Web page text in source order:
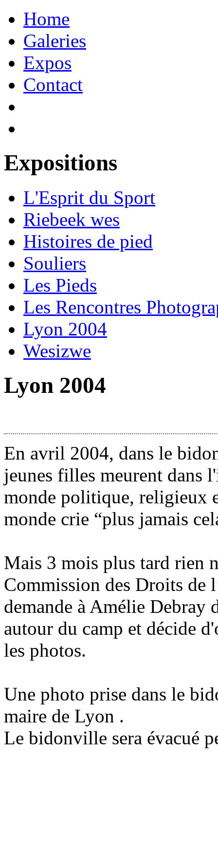
Home
Galeries
Expos
Contact
Expositions
L'Esprit du Sport
Riebeek wes
Histoires de pied
Souliers
Les Pieds
Les Rencontres
Lyon 2004
Wesizwe
Lyon 2004
En avril 2004, dans le
jeunes filles meurent dans
monde politique, religieux
monde crie “plus jamais
Mais 3 mois plus tard rien
Commission des Droits de
demande à Amélie
autour du camp et décide
les photos.
Une photo prise dans le
maire de Lyon .
Le bidonville sera évacué